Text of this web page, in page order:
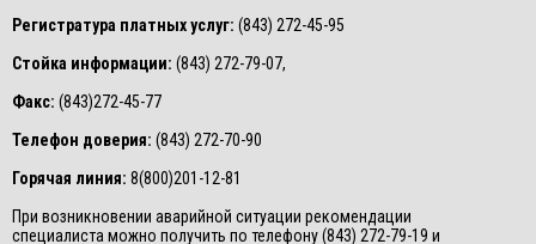
Регистратура платных услуг: (843) 272-45-95
Стойка информации: (843) 272-79-07,
Факс: (843)272-45-77
Телефон доверия: (843) 272-70-90
Горячая линия: 8(800)201-12-81
При возникновении аварийной ситуации рекомендации
специалиста можно получить по телефону (843) 272-79-19 и